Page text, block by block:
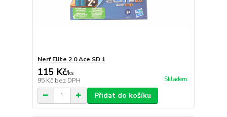
Nerf Elite 2.0 Ace SD 1
115 Kč/ks
95 Kč bez DPH Skladem
Přidat do košíku